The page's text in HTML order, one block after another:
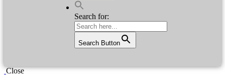
Search for:
Search Button
Close